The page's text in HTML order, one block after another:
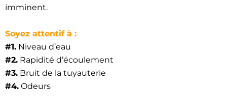
imminent.
Soyez attentif à :
#1. Niveau d’eau
#2. Rapidité d’écoulement
#3. Bruit de la tuyauterie
#4. Odeurs